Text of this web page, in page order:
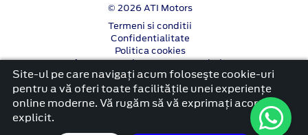
© 2026 ATI Motors
Termeni si conditii
Confidentialitate
Politica cookies
Anunț începere proiect ”PNRR. Fonduri pentru
România modernă și reformată”.
platformă dezvoltată de Workleto
Site-ul pe care navigați acum foloseşte cookie-uri
pentru a vă oferi toate facilitățile unei experiențe
online moderne. Vă rugăm să vă exprimați acordul
explicit.